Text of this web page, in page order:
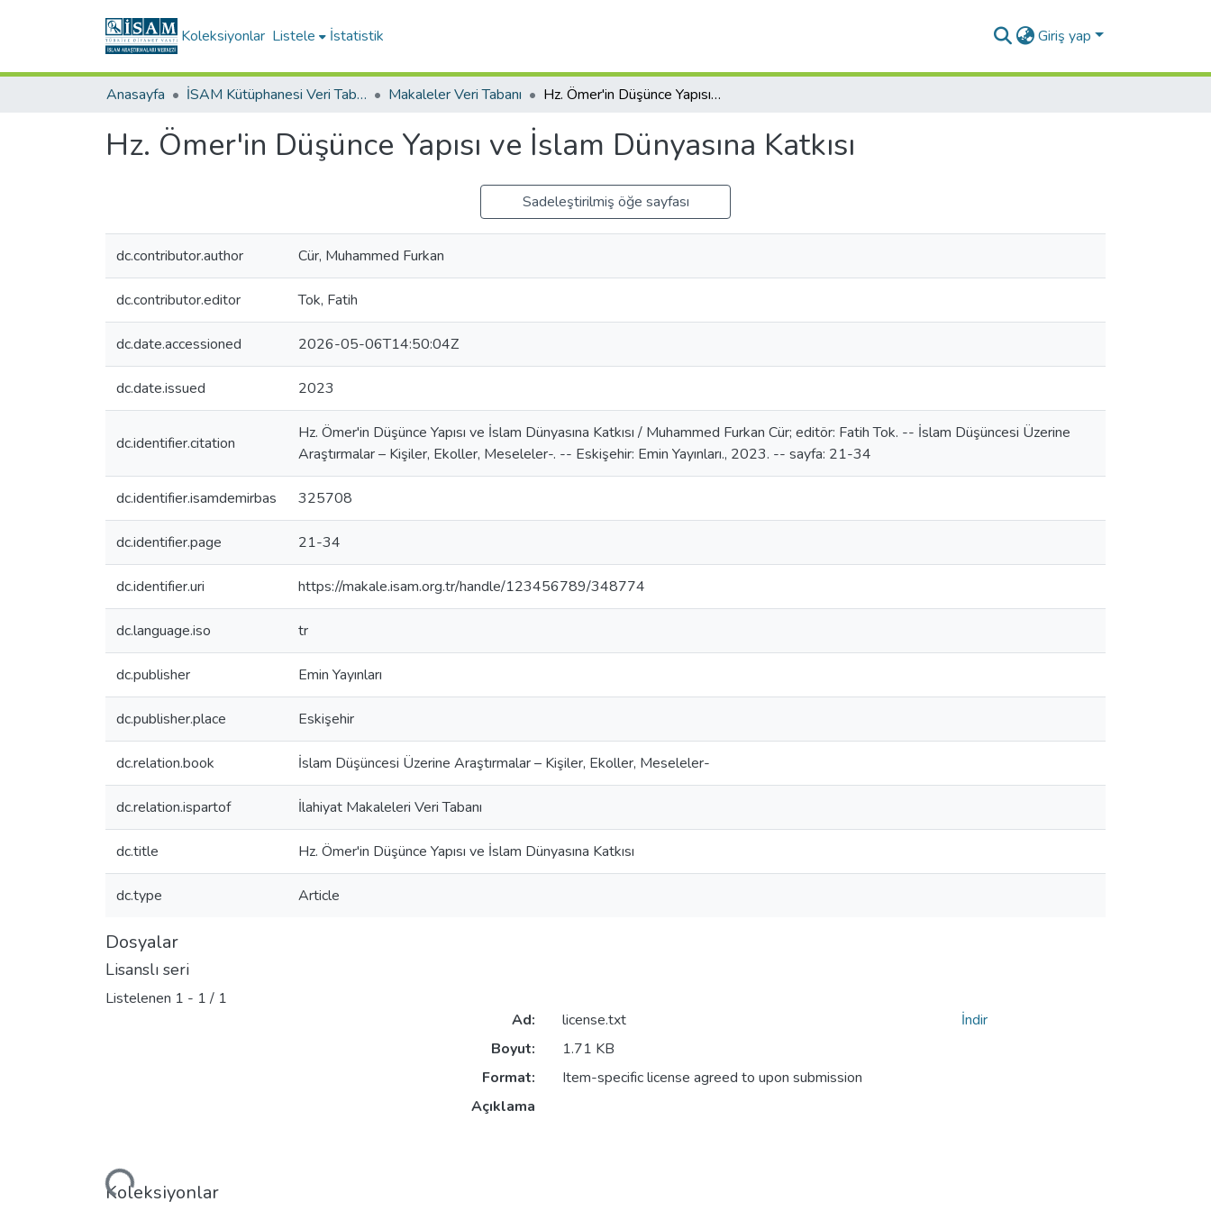
Koleksiyonlar Listele İstatistik Giriş yap
Anasayfa İSAM Kütüphanesi Veri Tabanları Makaleler Veri Tabanı Hz. Ömer'in Düşünce Yapısı ve İslam Dünyasına Katkısı
Hz. Ömer'in Düşünce Yapısı ve İslam Dünyasına Katkısı
Sadeleştirilmiş öğe sayfası
dc.contributor.author Cür, Muhammed Furkan
dc.contributor.editor Tok, Fatih
dc.date.accessioned 2026-05-06T14:50:04Z
dc.date.issued 2023
dc.identifier.citation
Hz. Ömer'in Düşünce Yapısı ve İslam Dünyasına Katkısı / Muhammed Furkan Cür; editör: Fatih Tok. -- İslam Düşüncesi Üzerine
Araştırmalar – Kişiler, Ekoller, Meseleler-. -- Eskişehir: Emin Yayınları., 2023. -- sayfa: 21-34
dc.identifier.isamdemirbas 325708
dc.identifier.page 21-34
dc.identifier.uri https://makale.isam.org.tr/handle/123456789/348774
dc.language.iso tr
dc.publisher Emin Yayınları
dc.publisher.place Eskişehir
dc.relation.book İslam Düşüncesi Üzerine Araştırmalar – Kişiler, Ekoller, Meseleler-
dc.relation.ispartof İlahiyat Makaleleri Veri Tabanı
dc.title Hz. Ömer'in Düşünce Yapısı ve İslam Dünyasına Katkısı
dc.type Article
Dosyalar
Lisanslı seri
Listelenen 1 - 1 / 1
Yükleniyor...
Ad:
license.txt
Boyut:
1.71 KB
Format:
Item-specific license agreed to upon submission
Açıklama
İndir
Koleksiyonlar